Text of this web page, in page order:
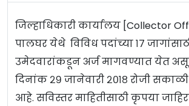
जिल्हाधिकारी कार्यालय [Collector
पालघर येथे विविध पदांच्या १७
उमेदवारांकडून अर्ज मागवण्यात येत
दिनांक २९ जानेवारी २०१८ रोजी सकाळी
आहे. सविस्तर माहितीसाठी कृपया